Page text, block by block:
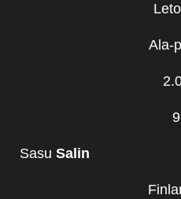
Ala-
9
Sasu Salin